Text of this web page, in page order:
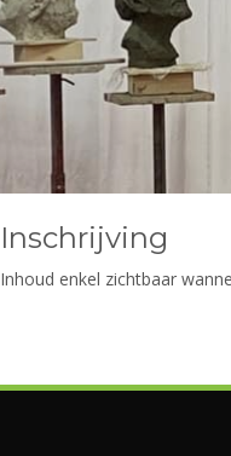
Inschrijving
Inhoud enkel zichtbaar